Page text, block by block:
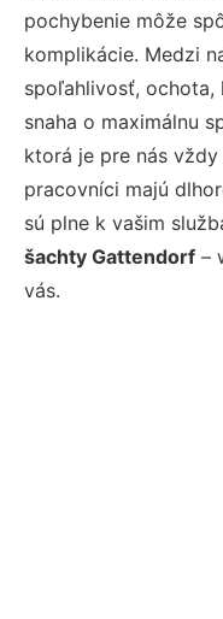
pochybenie môže
komplikácie. Medzi
spoľahlivosť, ochota,
snaha o maximálnu
ktorá je pre nás
pracovníci majú
sú plne k vašim
šachty Gattendorf –
vás.